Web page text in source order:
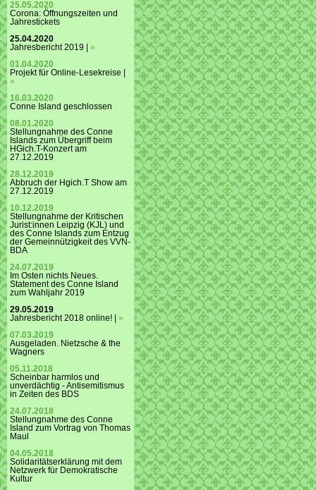
25.05.2020
Corona: Öffnungszeiten und
Jahrestickets
25.04.2020
Jahresbericht 2019 | »
01.04.2020
Projekt für Online-Lesekreise |
»
16.03.2020
Conne Island geschlossen
08.01.2020
Stellungnahme des Conne
Islands zum Übergriff beim
HGich.T-Konzert am
27.12.2019
28.12.2019
Abbruch der Hgich.T Show am
27.12.2019
10.12.2019
Stellungnahme der Kritischen
Jurist:innen Leipzig (KJL) und
des Conne Islands zum Entzug
der Gemeinnützigkeit des VVN-
BDA
24.07.2019
Im Osten nichts Neues.
Statement des Conne Island
zum Wahljahr 2019
29.05.2019
Jahresbericht 2018 online! | »
07.03.2019
Ausgeladen. Nietzsche & the
Wagners
05.11.2018
Scheinbar harmlos und
unverdächtig - Antisemitismus
in Zeiten des BDS
24.07.2018
Stellungnahme des Conne
Island zum Vortrag von Thomas
Maul
04.05.2018
Solidaritätserklärung mit dem
Netzwerk für Demokratische
Kultur